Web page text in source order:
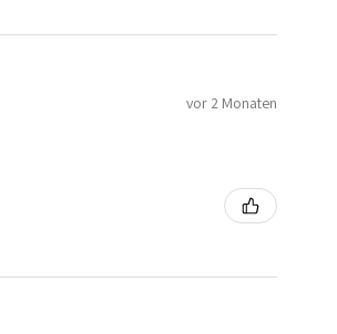
vor 2 Monaten